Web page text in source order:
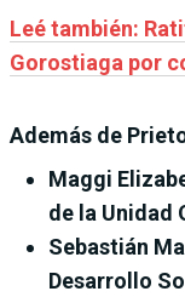
Leé también:
Gorostiaga por
Además de
Maggi
de la Unidad
Sebastián
Desarrollo